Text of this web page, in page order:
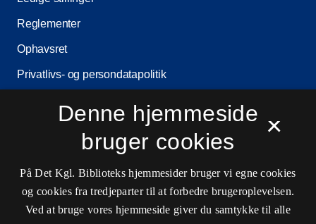
Reglementer
Ophavsret
Privatlivs- og persondatapolitik
Driftsstatus
Cookieindstillinger
Kontaktinformationer
×
Denne hjemmeside
bruger cookies
På Det Kgl. Biblioteks hjemmesider bruger vi egne cookies
og cookies fra tredjeparter til at forbedre brugeroplevelsen.
Ved at bruge vores hjemmeside giver du samtykke til alle